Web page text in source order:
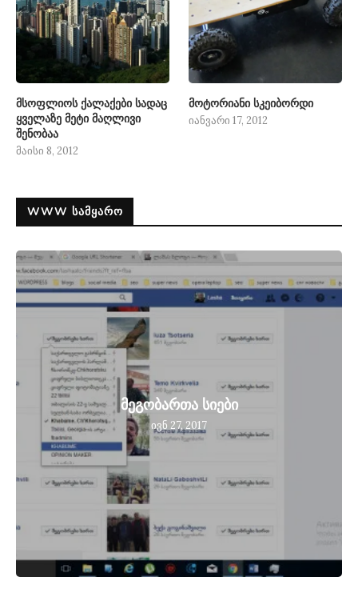
მსოფლიოს ქალაქები სადაც
ყველაზე მეტი მაღლივი
შენობაა
მაისი 8, 2012
მოტორიანი სკეიბორდი
იანვარი 17, 2012
WWW ᲡᲐᲛᲧᲐᲠᲝ
მეგობართა სიები
ივნ 27, 2017